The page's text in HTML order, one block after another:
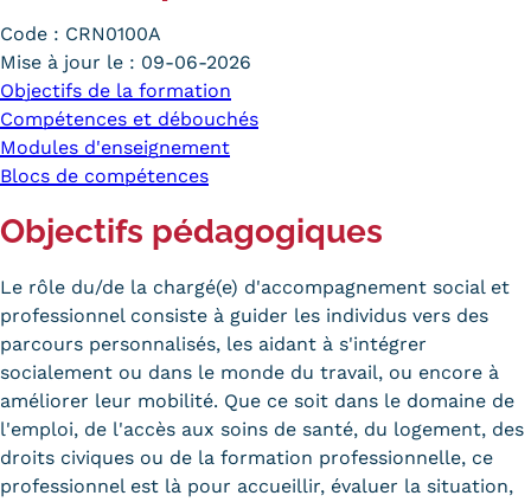
Carte lieux et centres Cnam en
BFC
Nos centres administratifs
Quoi de neuf au Cnam BFC?
Actualités
Revue de presse
Contact
Contacts services
Formulaire de contact
Code : CRN0100A
Mise à jour le : 09-06-2026
Objectifs de la formation
Compétences et débouchés
Modules d'enseignement
Blocs de compétences
Objectifs pédagogiques
Le rôle du/de la chargé(e) d'accompagnement social et
professionnel consiste à guider les individus vers des
parcours personnalisés, les aidant à s'intégrer
socialement ou dans le monde du travail, ou encore à
améliorer leur mobilité. Que ce soit dans le domaine de
l'emploi, de l'accès aux soins de santé, du logement, des
droits civiques ou de la formation professionnelle, ce
professionnel est là pour accueillir, évaluer la situation,